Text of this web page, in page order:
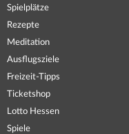
Spielplätze
Rezepte
Meditation
Ausflugsziele
Freizeit-Tipps
Ticketshop
Lotto Hessen
Spiele